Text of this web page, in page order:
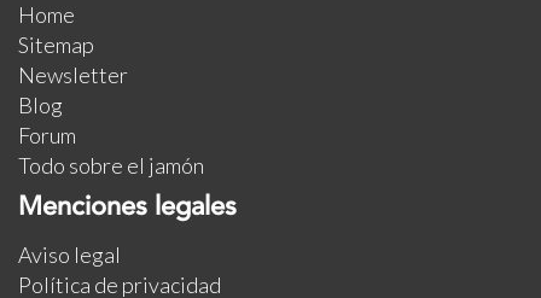
Home
Sitemap
Newsletter
Blog
Forum
Todo sobre el jamón
Menciones legales
Aviso legal
Política de privacidad